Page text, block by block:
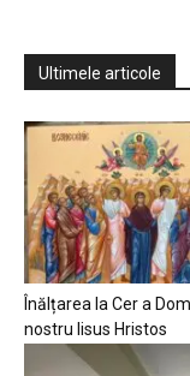
Ultimele articole
Înălțarea la Cer a
nostru Iisus Hristos